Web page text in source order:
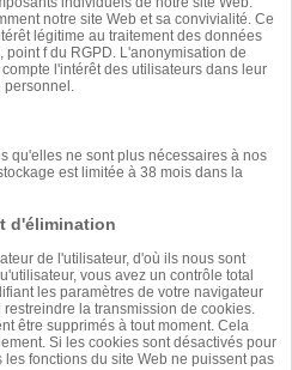
notre site Web et sa convivialité. Ce
légitime au traitement des données
f du RGPD. L'anonymisation de
l'intérêt des utilisateurs dans leur
personnel.
qu'elles ne sont plus nécessaires à nos
est limitée à 38 mois dans la
d'élimination
de l'utilisateur, d'où ils nous sont
vous avez un contrôle total
les paramètres de votre navigateur
la transmission de cookies.
être supprimés à tout moment. Cela
Si les cookies sont désactivés pour
fonctions du site Web ne puissent pas